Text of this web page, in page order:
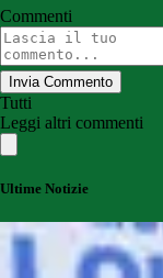
Commenti
Invia Commento
Tutti
Leggi altri commenti
Ultime Notizie